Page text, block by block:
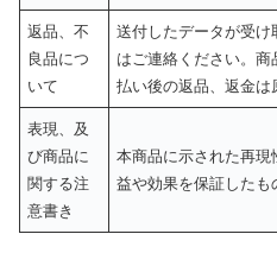
返品、不
良品につ
いて
送付したデータが受
はご連絡ください。
払い後の返品、返金は
表現、及
び商品に
関する注
意書き
本商品に示された再現
益や効果を保証したも